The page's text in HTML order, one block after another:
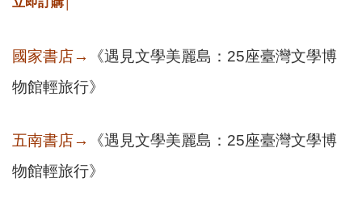
國家書店→
《遇見文學美麗島：25座臺灣文學博
物館輕旅行》
五南書店→
《遇見文學美麗島：25座臺灣文學博
物館輕旅行》